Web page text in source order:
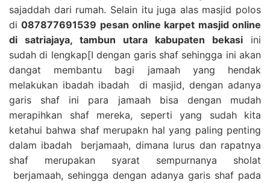
sajaddah dari rumah. Selain itu juga alas masjid polos
di087877691539 pesan online karpet masjid online
di satriajaya, tambun utara kabupaten bekasi ini
sudah di lengkap[I dengan garis shaf sehingga ini akan
dangat membantu bagi jamaah yang hendak
melakukan ibadah ibadah di masjid, dengan adanya
garis shaf ini para jamaah bisa dengan mudah
merapihkan shaf mereka, seperti yang sudah kita
ketahui bahwa shaf merupakn hal yang paling penting
dalam ibadah berjamaah, dimana lurus dan rapatnya
shaf merupakan syarat sempurnanya sholat
berjamaah, sehingga dengan adanya garis shaf pada